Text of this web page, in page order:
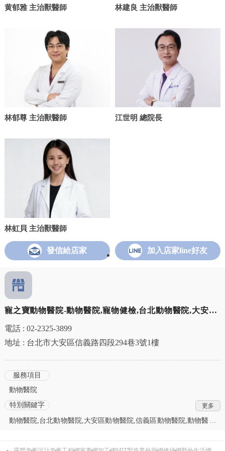
黄郁雅 主治獸醫師 林建良 主治獸醫師
林郁尊 主治獸醫師 江世明 總院長
林虹貝 主治獸醫師
發信給店家 加入店家line好友
寵之寶動物醫院-動物醫院,寵物健檢,台北動物醫院,大安區
寵物健檢,信義區寵物健檢
電話 : 02-2325-3899
地址 : 台北市大安區信義路四段294巷3號1樓
服務項目
動物醫院
特別關鍵字
動物醫院,台北動物醫院,大安區動物醫院,信義區動物醫院,動物醫院